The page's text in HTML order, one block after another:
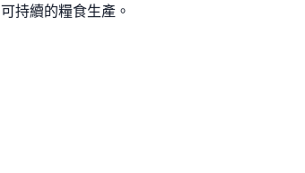
可持續的糧食生產。